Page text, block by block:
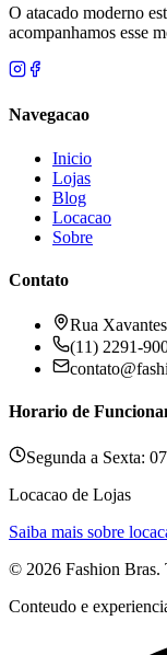
O atacado moderno
acompanhamos esse
Navegacao
Inicio
Lojas
Blog
Locacao
Sobre
Contato
Rua
(11) 2291-
Horario de
Segunda a Sexta:
Locacao de Lojas
Saiba mais sobre
© 2026 Fashion Bras.
Conteudo e